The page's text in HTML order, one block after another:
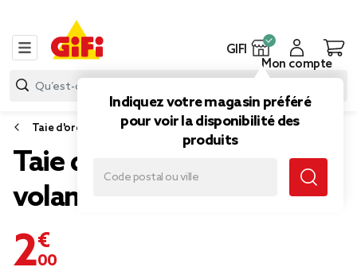
GIFI
Indiquez votre magasin préféré
pour voir la disponibilité des
produits
Mon compte
Taie d'oreiller et taie de traversin
Taie d oreiller noir avec
volant
2,00 €